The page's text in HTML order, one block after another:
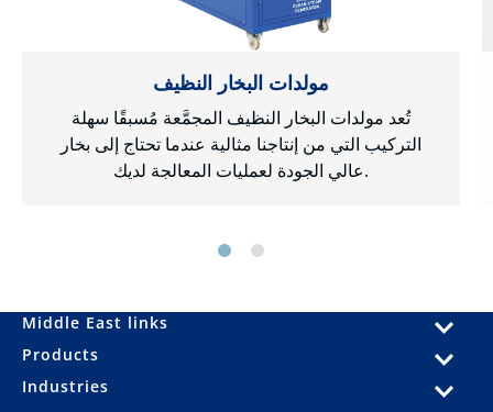
مولدات البخار النظيف
تُعد مولدات البخار النظيف المجمَّعة مُسبقًا سهلة
التركيب التي من إنتاجنا مثالية عندما تحتاج إلى بخار
عالي الجودة لعمليات المعالجة لديك.
Middle East links
Products
Industries